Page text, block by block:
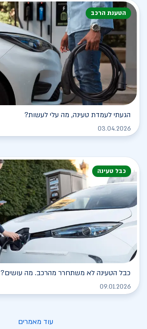
הטענת הרכב
הגעתי לעמדת טעינה, מה עלי לעשות?
03.04.2026
כבל טעינה
כבל הטעינה לא משתחרר מהרכב. מה עושים?
09.01.2026
עוד מאמרים